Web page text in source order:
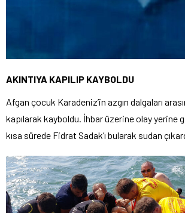
AKINTIYA KAPILIP KAYBOLDU
Afgan çocuk Karadeniz’in azgın dalgaları
kapılarak kayboldu. İhbar üzerine olay yerine
kısa sürede Fidrat Sadak’ı bularak sudan